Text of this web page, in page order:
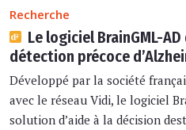
Recherche
Le logiciel BrainGML-
détection précoce
Développé par la société
avec le réseau Vidi, le logiciel
solution d’aide à la décision